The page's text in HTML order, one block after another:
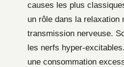
causes les plus
un rôle dans la relaxation
transmission nerveuse.
les nerfs hyper-
une consommation